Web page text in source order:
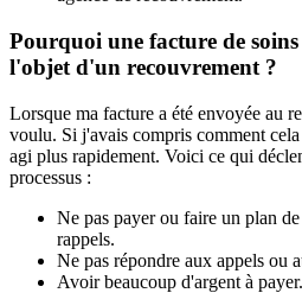
Pourquoi une facture de
l'objet d'un recouvrement ?
Lorsque ma facture a été envoyée au
voulu. Si j'avais compris comment cela
agi plus rapidement. Voici ce qui
processus :
Ne pas payer ou faire un plan
rappels.
Ne pas répondre aux appels ou
Avoir beaucoup d'argent à payer.